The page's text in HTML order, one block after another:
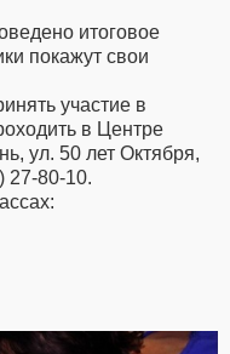
итоговое
покажут свои
участие в
в Центре
ул. 50 лет Октября,
27-80-10.